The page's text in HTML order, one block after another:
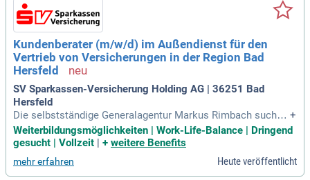
Kundenberater (m/w/d) im Außendienst für den
Vertrieb von Versicherungen in der Region Bad
Hersfeld
SV Sparkassen-Versicherung Holding AG | 36251 Bad
Hersfeld
Die selbstständige Generalagentur Markus Rimbach sucht a
b sofort einen Kundenberater (m/w/d) im Außendienst für d
en Vertrieb von Versicherungen für die Region Bad Hersfeld
und Umgebung.
+
Weiterbildungsmöglichkeiten | Work-Life-Balance | Dringend
gesucht | Vollzeit | + weitere Benefits
mehr erfahren Heute veröffentlicht